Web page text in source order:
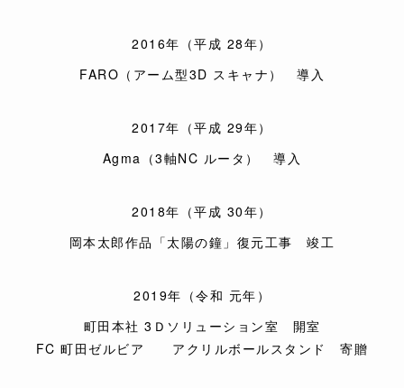
2016年（平成 28年）
FARO（アーム型3D スキャナ） 導入
2017年（平成 29年）
Agma（3軸NC ルータ） 導入
2018年（平成 30年）
岡本太郎作品「太陽の鐘」復元工事 竣工
2019年（令和 元年）
町田本社 3Ｄソリューション室 開室
FC 町田ゼルビア
アクリルボールスタンド 寄贈